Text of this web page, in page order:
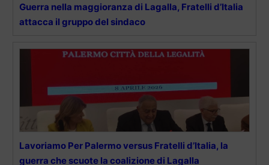
Guerra nella maggioranza di Lagalla, Fratelli d’Italia
attacca il gruppo del sindaco
Lavoriamo Per Palermo versus Fratelli d’Italia, la
guerra che scuote la coalizione di Lagalla